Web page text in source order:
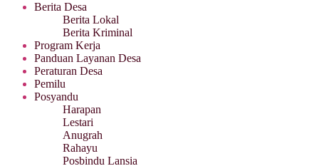
Berita Desa
Berita Lokal
Berita Kriminal
Program Kerja
Panduan Layanan Desa
Peraturan Desa
Pemilu
Posyandu
Harapan
Lestari
Anugrah
Rahayu
Posbindu Lansia